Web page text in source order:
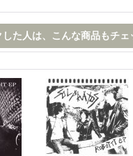
した人は、こんな商品もチェ